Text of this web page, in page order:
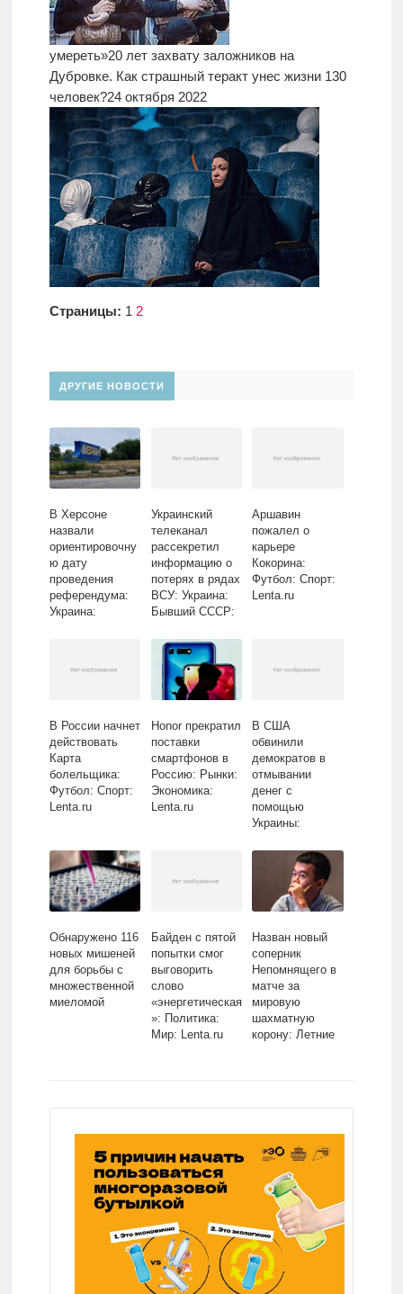
умереть»20 лет захвату заложников на
Дубровке. Как страшный теракт унес жизни 130
человек?24 октября 2022
Страницы: 1 2
ДРУГИЕ НОВОСТИ
В Херсоне
назвали
ориентировочну
ю дату
проведения
референдума:
Украина:
Украинский
телеканал
рассекретил
информацию о
потерях в рядах
ВСУ: Украина:
Бывший СССР:
Аршавин
пожалел о
карьере
Кокорина:
Футбол: Спорт:
Lenta.ru
В России начнет
действовать
Карта
болельщика:
Футбол: Спорт:
Lenta.ru
Honor прекратил
поставки
смартфонов в
Россию: Рынки:
Экономика:
Lenta.ru
В США
обвинили
демократов в
отмывании
денег с
помощью
Украины:
Lenta.ru
Обнаружено 116
новых мишеней
для борьбы с
множественной
миеломой
Байден с пятой
попытки смог
выговорить
слово
«энергетическая
»: Политика:
Мир: Lenta.ru
Назван новый
соперник
Непомнящего в
матче за
мировую
шахматную
корону: Летние